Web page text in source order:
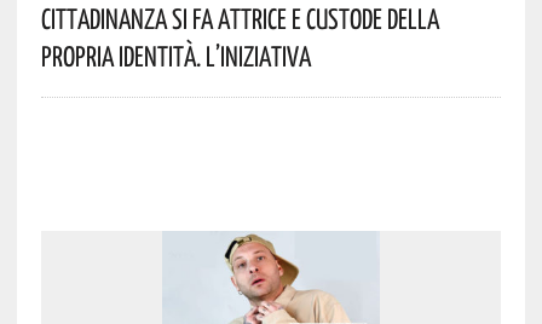
Cittadinanza Si Fa Attrice E Custode Della
Propria Identità. L’iniziativa